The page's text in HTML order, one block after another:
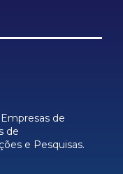
de
de
e Pesquisas.